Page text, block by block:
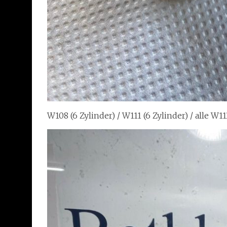
W108 (6 Zylinder) / W111 (6 Zylinder) / alle